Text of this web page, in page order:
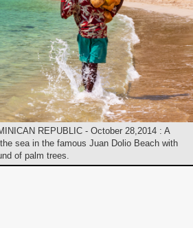
REPUBLIC - October 28,2014 : A
sea in the famous Juan Dolio Beach with
of palm trees.